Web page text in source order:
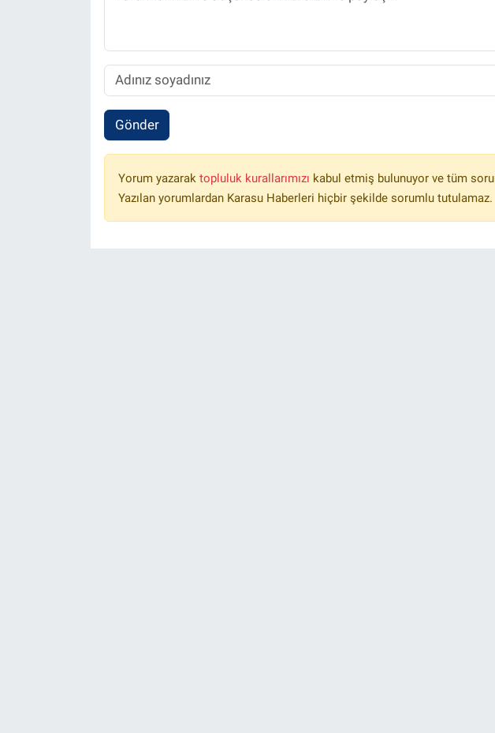
Gönder
Yorum yazarak topluluk kurallarımızı kabul etmiş bulunuyor ve tüm
Yazılan yorumlardan Karasu Haberleri hiçbir şekilde sorumlu tutulamaz.